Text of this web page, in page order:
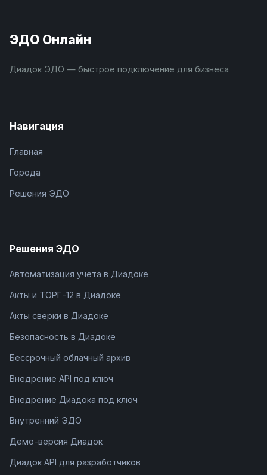
ЭДО Онлайн
Диадок ЭДО — быстрое подключение для бизнеса
Навигация
Главная
Города
Решения ЭДО
Решения ЭДО
Автоматизация учета в Диадоке
Акты и ТОРГ-12 в Диадоке
Акты сверки в Диадоке
Безопасность в Диадоке
Бессрочный облачный архив
Внедрение API под ключ
Внедрение Диадока под ключ
Внутренний ЭДО
Демо-версия Диадок
Диадок API для разработчиков